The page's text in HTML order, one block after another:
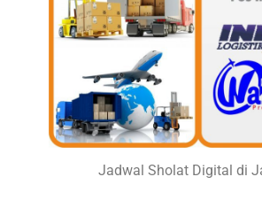
Jadwal Sholat Digital di